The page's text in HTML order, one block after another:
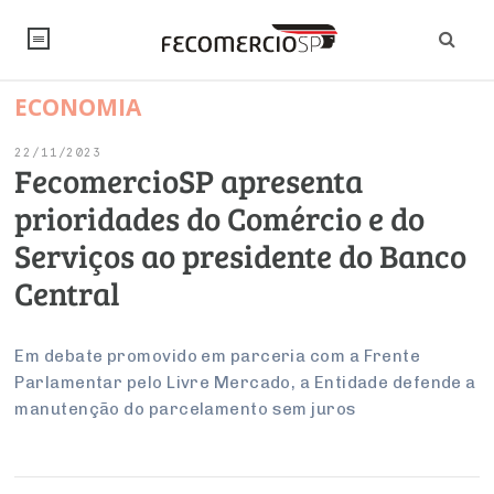
NOTÍCIAS
Artigos
Institucional
Debates Fecomercio-SP
PROJETOS ESPECIAIS:
UM BRASIL
UM BRASIL
Economia
Pesquisas
Brasil
Internacional
Modernização do Estado
Inteligência Artificial
Legislação
Empresas
Arbitragem e Mediação
Varejo
Sustentabilidade
PESQUISAS
FALE CONOSCO
Sobre
Imprensa
CONSELHOS
Conselho de Emprego e Relações do Trabalho
ECONOMIA
22/11/2023
FecomercioSP apresenta
prioridades do Comércio e do
Serviços ao presidente do Banco
Central
Em debate promovido em parceria com a Frente
Parlamentar pelo Livre Mercado, a Entidade defende a
manutenção do parcelamento sem juros